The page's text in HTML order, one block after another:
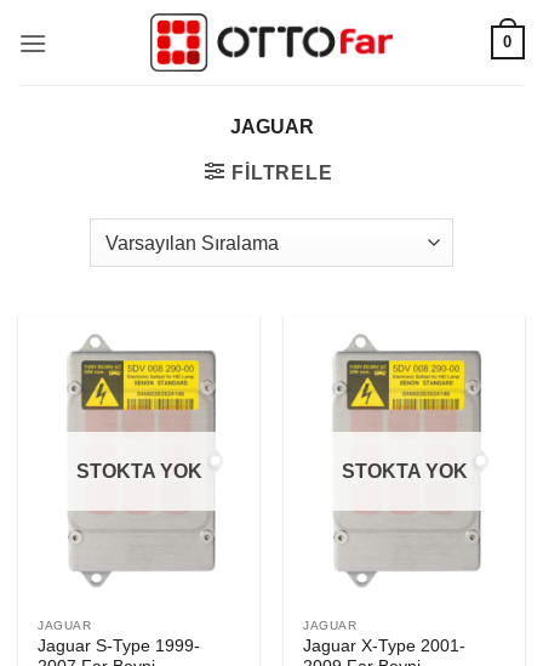
atla
0
JAGUAR
FILTRELE
STOKTA YOK
JAGUAR
Jaguar S-Type 1999-
STOKTA YOK
JAGUAR
Jaguar X-Type 2001-